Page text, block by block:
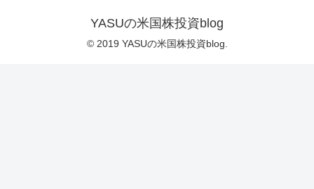
YASUの米国株投資blog
© 2019 YASUの米国株投資blog.